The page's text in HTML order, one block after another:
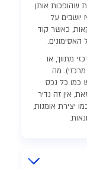
שהופכות אותן
לייחודיים. כמו המטבעות הדיגיטליים, גם ה- NTFs יושבים על
כאשר קוד
האסימונים.
מתווך, או
מה
כמו כל נכס
אין זה נדיר
יצירת אומנות,